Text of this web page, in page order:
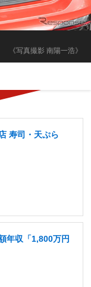
《写真撮影 南陽一浩》
寿司・天ぷら
年収「1,800万円